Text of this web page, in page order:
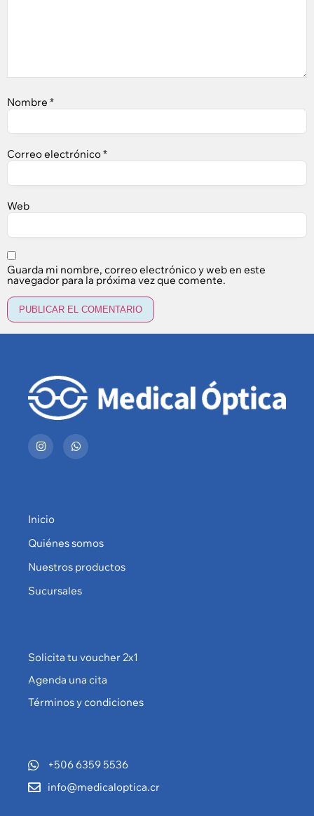
Nombre *
Correo electrónico*
Web
Guarda mi nombre, correo electrónico y web en este
navegador para la próxima vez que comente.
Inicio
Quiénes somos
Nuestros productos
Sucursales
Solicita tu voucher 2x1
Agenda una cita
Términos y condiciones
+506 6359 5536
info@medicaloptica.cr